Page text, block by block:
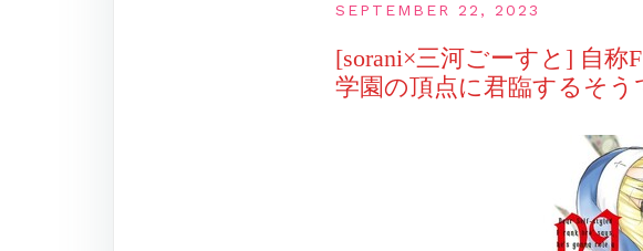
SEPTEMBER 22, 2023
[sorani×三河ごーすと] 自
学園の頂点に君臨するそう